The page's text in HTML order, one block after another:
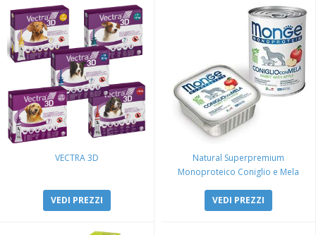
VECTRA 3D
VEDI PREZZI
Natural Superpremium
Monoproteico Coniglio e Mela
VEDI PREZZI